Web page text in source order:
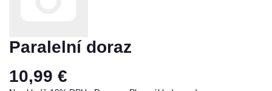
Paralelní doraz
10,99 €